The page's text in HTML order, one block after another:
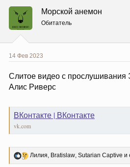
ц
и
и
:
Морской анемон
Обитатель
14 Фев 2023
Слитое видео с
Алис Риверс
ВКонтакте | ВКонтакте
vk.com
Р
е
Лилия, Bratislaw, Sutarian Captive и